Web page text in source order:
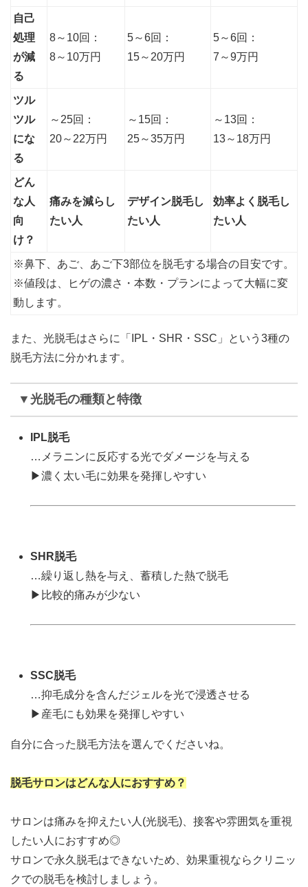
自己
処理
が減
る
8～10回：
8～10万円
5～6回：
15～20万円
5～6回：
7～9万円
ツル
ツル
にな
る
～25回：
20～22万円
～15回：
25～35万円
～13回：
13～18万円
どん
な人
向
け？
痛みを減らし
たい人
デザイン脱毛し
たい人
効率よく脱毛し
たい人
※鼻下、あご、あご下3部位を脱毛する場合の目安です。
※値段は、ヒゲの濃さ・本数・プランによって大幅に変
動します。
また、光脱毛はさらに「IPL・SHR・SSC」という3種の
脱毛方法に分かれます。
▼光脱毛の種類と特徴
IPL脱毛
…メラニンに反応する光でダメージを与える
▶濃く太い毛に効果を発揮しやすい
SHR脱毛
…繰り返し熱を与え、蓄積した熱で脱毛
▶比較的痛みが少ない
SSC脱毛
…抑毛成分を含んだジェルを光で浸透させる
▶産毛にも効果を発揮しやすい
自分に合った脱毛方法を選んでくださいね。
脱毛サロンはどんな人におすすめ？
サロンは痛みを抑えたい人(光脱毛)、接客や雰囲気を重視
したい人におすすめ◎
サロンで永久脱毛はできないため、効果重視ならクリニッ
クでの脱毛を検討しましょう。